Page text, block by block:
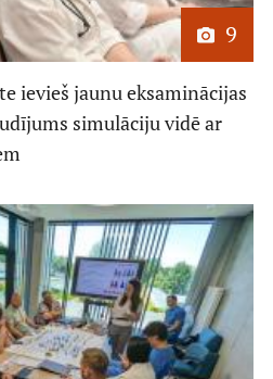
9
ievieš jaunu eksaminācijas
simulāciju vidē ar